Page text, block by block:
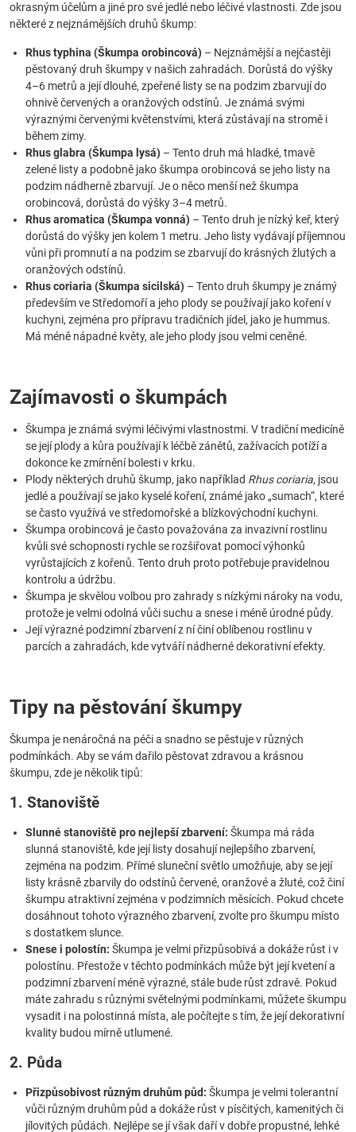
okrasným účelům a jiné pro své jedlé nebo léčivé vlastnosti. Zde jsou
některé z nejznámějších druhů škump:
Rhus typhina (Škumpa orobincová) – Nejznámější a nejčastěji
pěstovaný druh škumpy v našich zahradách. Dorůstá do výšky
4–6 metrů a její dlouhé, zpeřené listy se na podzim zbarvují do
ohnivě červených a oranžových odstínů. Je známá svými
výraznými červenými květenstvími, která zůstávají na stromě i
během zimy.
Rhus glabra (Škumpa lysá) – Tento druh má hladké, tmavě
zelené listy a podobně jako škumpa orobincová se jeho listy na
podzim nádherně zbarvují. Je o něco menší než škumpa
orobincová, dorůstá do výšky 3–4 metrů.
Rhus aromatica (Škumpa vonná) – Tento druh je nízký keř, který
dorůstá do výšky jen kolem 1 metru. Jeho listy vydávají příjemnou
vůni při promnutí a na podzim se zbarvují do krásných žlutých a
oranžových odstínů.
Rhus coriaria (Škumpa sicilská) – Tento druh škumpy je známý
především ve Středomoří a jeho plody se používají jako koření v
kuchyni, zejména pro přípravu tradičních jídel, jako je hummus.
Má méně nápadné květy, ale jeho plody jsou velmi ceněné.
Zajímavosti o škumpách
Škumpa je známá svými léčivými vlastnostmi. V tradiční medicíně
se její plody a kůra používají k léčbě zánětů, zažívacích potíží a
dokonce ke zmírnění bolesti v krku.
Plody některých druhů škump, jako například Rhus coriaria, jsou
jedlé a používají se jako kyselé koření, známé jako „sumach“, které
se často využívá ve středomořské a blízkovýchodní kuchyni.
Škumpa orobincová je často považována za invazivní rostlinu
kvůli své schopnosti rychle se rozšiřovat pomocí výhonků
vyrůstajících z kořenů. Tento druh proto potřebuje pravidelnou
kontrolu a údržbu.
Škumpa je skvělou volbou pro zahrady s nízkými nároky na vodu,
protože je velmi odolná vůči suchu a snese i méně úrodné půdy.
Její výrazné podzimní zbarvení z ní činí oblíbenou rostlinu v
parcích a zahradách, kde vytváří nádherné dekorativní efekty.
Tipy na pěstování škumpy
Škumpa je nenáročná na péči a snadno se pěstuje v různých
podmínkách. Aby se vám dařilo pěstovat zdravou a krásnou
škumpu, zde je několik tipů:
1. Stanoviště
Slunné stanoviště pro nejlepší zbarvení: Škumpa má ráda
slunná stanoviště, kde její listy dosahují nejlepšího zbarvení,
zejména na podzim. Přímé sluneční světlo umožňuje, aby se její
listy krásně zbarvily do odstínů červené, oranžové a žluté, což činí
škumpu atraktivní zejména v podzimních měsících. Pokud chcete
dosáhnout tohoto výrazného zbarvení, zvolte pro škumpu místo
s dostatkem slunce.
Snese i polostín: Škumpa je velmi přizpůsobivá a dokáže růst i v
polostínu. Přestože v těchto podmínkách může být její kvetení a
podzimní zbarvení méně výrazné, stále bude růst zdravě. Pokud
máte zahradu s různými světelnými podmínkami, můžete škumpu
vysadit i na polostinná místa, ale počítejte s tím, že její dekorativní
kvality budou mírně utlumené.
2. Půda
Přizpůsobivost různým druhům půd: Škumpa je velmi tolerantní
vůči různým druhům půd a dokáže růst v písčitých, kamenitých či
jílovitých půdách. Nejlépe se jí však daří v dobře propustné, lehké